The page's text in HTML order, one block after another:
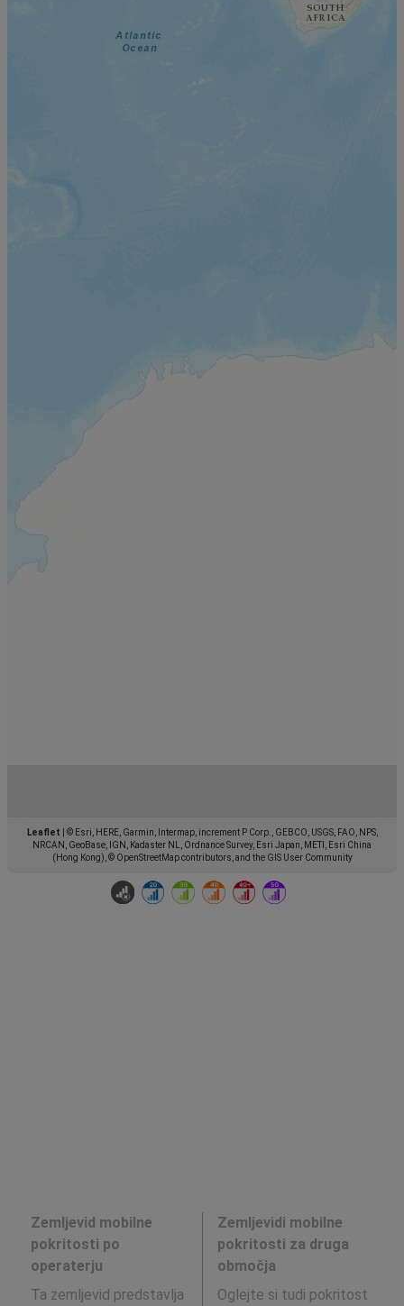
Leaflet
© Esri, HERE, Garmin, Intermap, increment P Corp., GEBCO, USGS, FAO, NPS,
NRCAN, GeoBase, IGN, Kadaster NL, Ordnance Survey, Esri Japan, METI, Esri China
(Hong Kong), © OpenStreetMap contributors, and the GIS User Community
Zemljevid mobilne
pokritosti po
operaterju
Ta zemljevid predstavlja
Zemljevidi mobilne
pokritosti za druga
območja
Oglejte si tudi pokritost